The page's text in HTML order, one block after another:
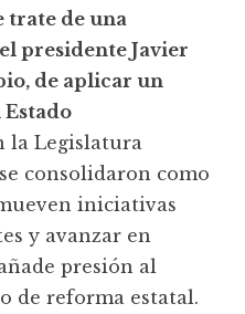
trate de una
presidente Javier
de aplicar un
la Legislatura
consolidaron como
iniciativas
y avanzar en
presión al
de reforma estatal.